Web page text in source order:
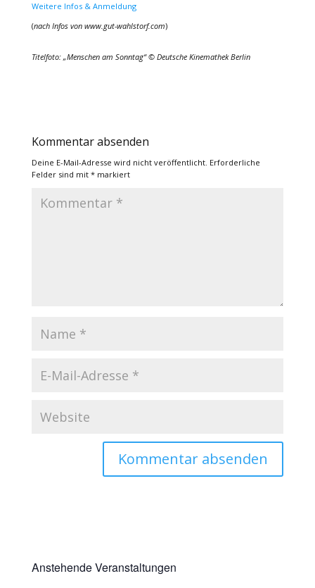
Weitere Infos & Anmeldung
(nach Infos von www.gut-wahlstorf.com)
Titelfoto: „Menschen am Sonntag“ © Deutsche Kinemathek Berlin
Kommentar absenden
Deine E-Mail-Adresse wird nicht veröffentlicht. Erforderliche
Felder sind mit *markiert
Anstehende Veranstaltungen